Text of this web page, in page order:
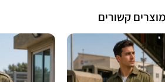
מוצרים קשורים